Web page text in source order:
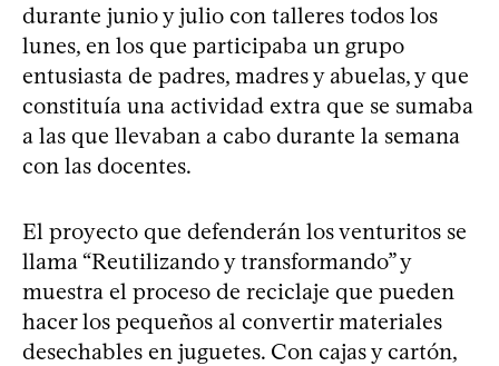
durante junio y julio con talleres todos los
lunes, en los que participaba un grupo
entusiasta de padres, madres y abuelas, y que
constituía una actividad extra que se sumaba
a las que llevaban a cabo durante la semana
con las docentes.
El proyecto que defenderán los venturitos se
llama “Reutilizando y transformando” y
muestra el proceso de reciclaje que pueden
hacer los pequeños al convertir materiales
desechables en juguetes. Con cajas y cartón,